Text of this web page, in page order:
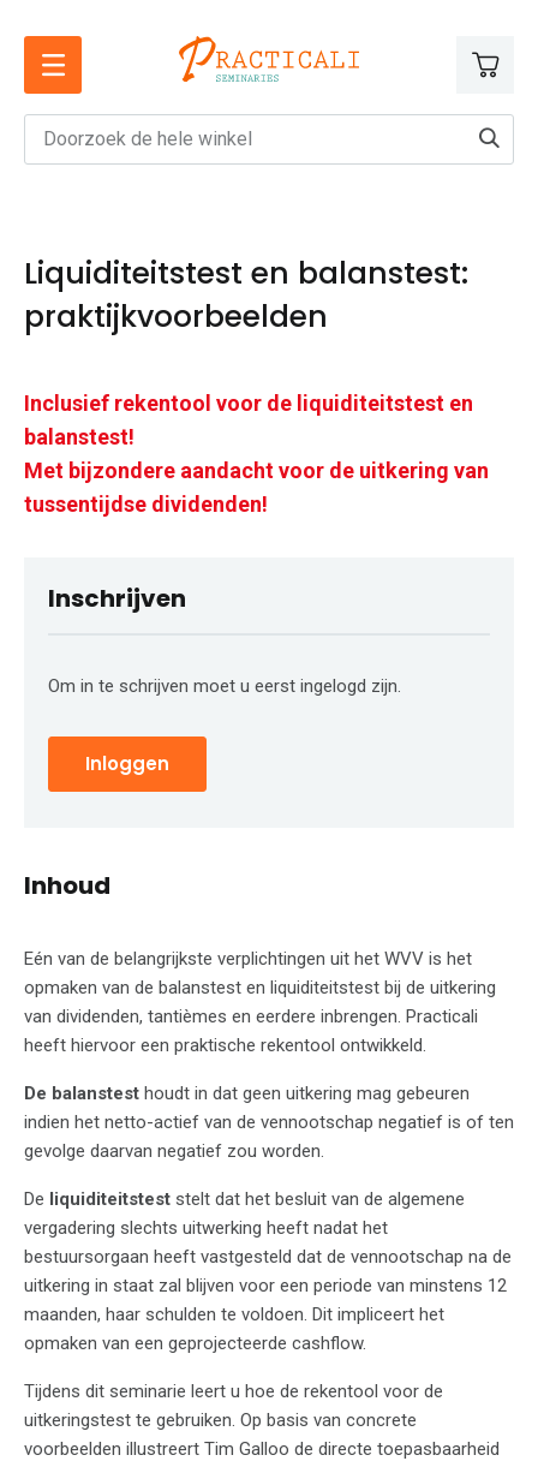
Ga
naar
inhoud
Liquiditeitstest en balanstest:
praktijkvoorbeelden
Inclusief rekentool voor de liquiditeitstest en
balanstest!
Met bijzondere aandacht voor de uitkering van
tussentijdse dividenden!
Inschrijven
Om in te schrijven moet u eerst ingelogd zijn.
Inloggen
Inhoud
Eén van de belangrijkste verplichtingen uit het WVV is het
opmaken van de balanstest en liquiditeitstest bij de uitkering
van dividenden, tantièmes en eerdere inbrengen. Practicali
heeft hiervoor een praktische rekentool ontwikkeld.
De balanstest houdt in dat geen uitkering mag gebeuren
indien het netto-actief van de vennootschap negatief is of ten
gevolge daarvan negatief zou worden.
De liquiditeitstest stelt dat het besluit van de algemene
vergadering slechts uitwerking heeft nadat het
bestuursorgaan heeft vastgesteld dat de vennootschap na de
uitkering in staat zal blijven voor een periode van minstens 12
maanden, haar schulden te voldoen. Dit impliceert het
opmaken van een geprojecteerde cashflow.
Tijdens dit seminarie leert u hoe de rekentool voor de
uitkeringstest te gebruiken. Op basis van concrete
voorbeelden illustreert Tim Galloo de directe toepasbaarheid